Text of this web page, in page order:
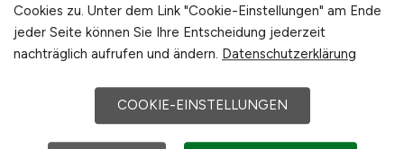
41.079 €/Jahr
Ostdeutschland
Cookies zu. Unter dem Link "Cookie-Einstellungen" am Ende
jeder Seite können Sie Ihre Entscheidung jederzeit
nachträglich aufrufen und ändern. Datenschutzerklärung
COOKIE-EINSTELLUNGEN